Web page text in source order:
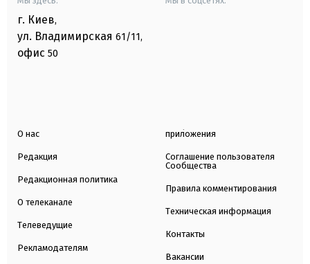
г. Киев,
ул. Владимирская 61/11,
офис 50
О нас
Редакция
Редакционная политика
О телеканале
Телеведущие
Рекламодателям
приложения
Соглашение пользователя
Сообщества
Правила комментирования
Техническая информация
Контакты
Вакансии